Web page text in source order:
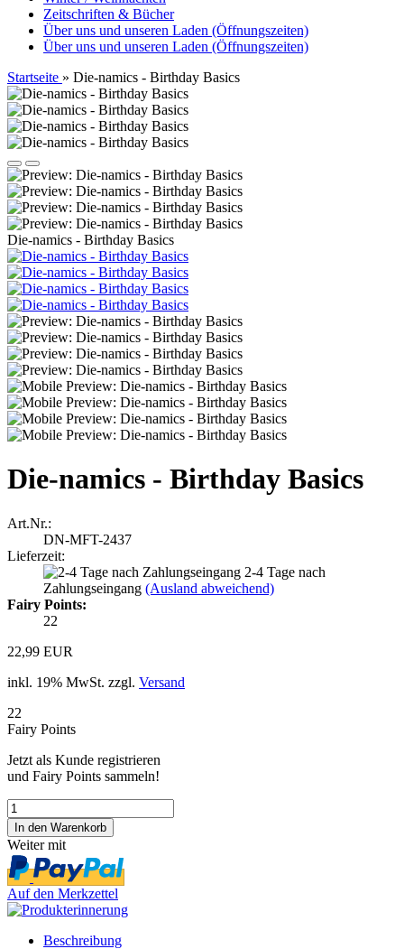
Zeitschriften & Bücher
Über uns und unseren Laden (Öffnungszeiten)
Über uns und unseren Laden (Öffnungszeiten)
Startseite » Die-namics - Birthday Basics
Die-namics - Birthday Basics
Die-namics - Birthday Basics
Art.Nr.:
DN-MFT-2437
Lieferzeit:
2-4 Tage nach
Zahlungseingang (Ausland abweichend)
Fairy Points:
22
22,99 EUR
inkl. 19% MwSt. zzgl. Versand
22
Fairy Points
Jetzt als Kunde registrieren
und Fairy Points sammeln!
Weiter mit
Auf den Merkzettel
Beschreibung